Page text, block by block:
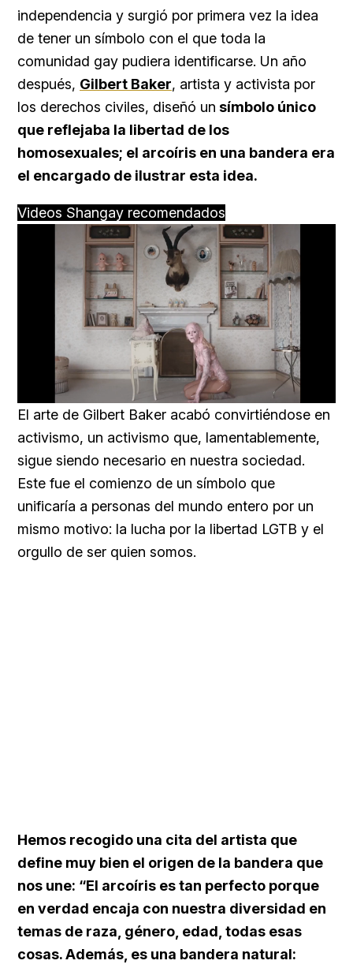
independencia y surgió por primera vez la idea
de tener un símbolo con el que toda la
comunidad gay pudiera identificarse. Un año
después, Gilbert Baker, artista y activista por
los derechos civiles, diseñó un símbolo único
que reflejaba la libertad de los
homosexuales; el arcoíris en una bandera era
el encargado de ilustrar esta idea.
Videos Shangay recomendados
Unmute Loaded:
54.78%
El arte de Gilbert Baker acabó convirtiéndose en
activismo, un activismo que, lamentablemente,
sigue siendo necesario en nuestra sociedad.
Este fue el comienzo de un símbolo que
unificaría a personas del mundo entero por un
mismo motivo: la lucha por la libertad LGTB y el
orgullo de ser quien somos.
Hemos recogido una cita del artista que
define muy bien el origen de la bandera que
nos une: “El arcoíris es tan perfecto porque
en verdad encaja con nuestra diversidad en
temas de raza, género, edad, todas esas
cosas. Además, es una bandera natural: